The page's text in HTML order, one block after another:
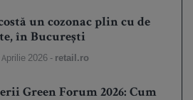
un cozonac plin cu de
în București
Aprilie 2026 - retail.ro
Green Forum 2026: Cum